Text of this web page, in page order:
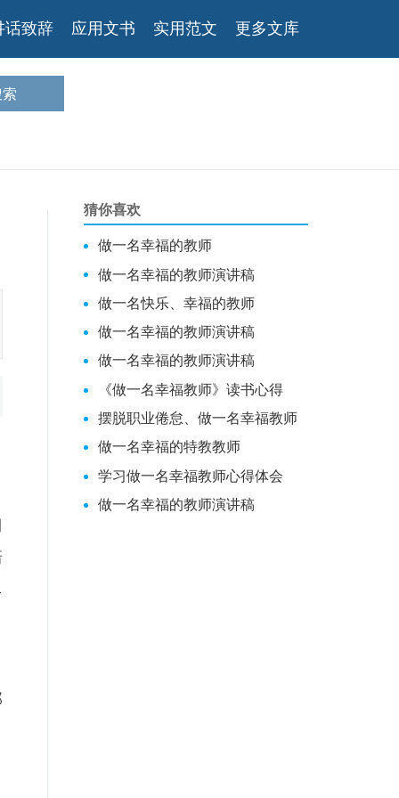
话致辞 应用文书 实用范文 更多文库
猜你喜欢
做一名幸福的教师
做一名幸福的教师演讲稿
做一名快乐、幸福的教师
做一名幸福的教师演讲稿
做一名幸福的教师演讲稿
《做一名幸福教师》读书心得
摆脱职业倦怠、做一名幸福教师
做一名幸福的特教教师
学习做一名幸福教师心得体会
做一名幸福的教师演讲稿